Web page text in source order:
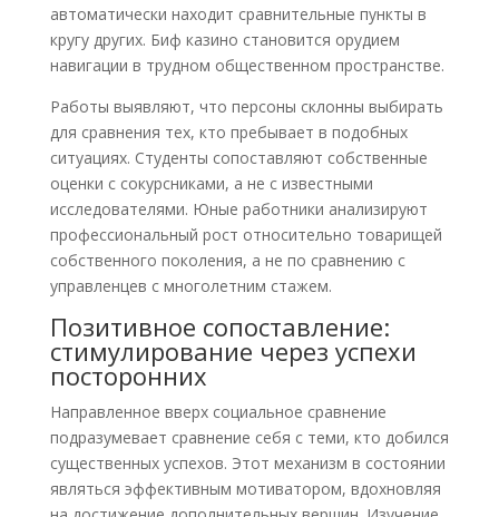
автоматически находит сравнительные пункты в
кругу других. Биф казино становится орудием
навигации в трудном общественном пространстве.
Работы выявляют, что персоны склонны выбирать
для сравнения тех, кто пребывает в подобных
ситуациях. Студенты сопоставляют собственные
оценки с сокурсниками, а не с известными
исследователями. Юные работники анализируют
профессиональный рост относительно товарищей
собственного поколения, а не по сравнению с
управленцев с многолетним стажем.
Позитивное сопоставление:
стимулирование через успехи
посторонних
Направленное вверх социальное сравнение
подразумевает сравнение себя с теми, кто добился
существенных успехов. Этот механизм в состоянии
являться эффективным мотиватором, вдохновляя